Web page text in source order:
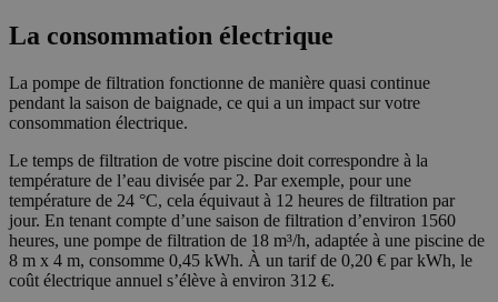
La consommation électrique
La pompe de filtration fonctionne de manière quasi continue
pendant la saison de baignade, ce qui a un impact sur votre
consommation électrique.
Le temps de filtration de votre piscine doit correspondre à la
température de l’eau divisée par 2. Par exemple, pour une
température de 24 °C, cela équivaut à 12 heures de filtration par
jour. En tenant compte d’une saison de filtration d’environ 1560
heures, une pompe de filtration de 18 m³/h, adaptée à une piscine de
8 m x 4 m, consomme 0,45 kWh. À un tarif de 0,20 € par kWh, le
coût électrique annuel s’élève à environ 312 €.